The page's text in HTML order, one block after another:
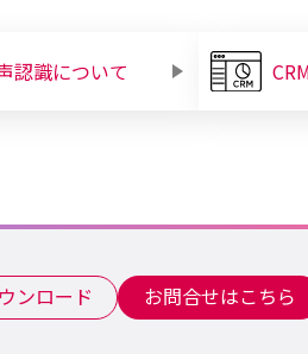
認識について
ンロード お問合せはこちら